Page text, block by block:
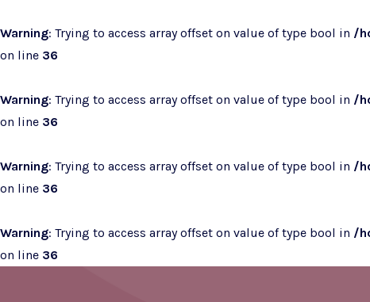
Warning: Trying to access array offset on value of type bool in /
on line 36
Warning: Trying to access array offset on value of type bool in /
on line 36
Warning: Trying to access array offset on value of type bool in /
on line 36
Warning: Trying to access array offset on value of type bool in /
on line 36